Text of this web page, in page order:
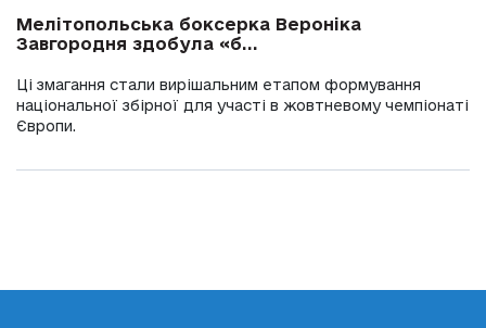
Мелітопольська боксерка Вероніка
Завгородня здобула «б...
Ці змагання стали вирішальним етапом формування
національної збірної для участі в жовтневому чемпіонаті
Європи.